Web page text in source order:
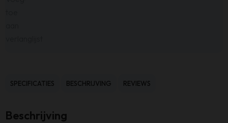
SPECIFICATIES BESCHRIJVING REVIEWS
Beschrijving